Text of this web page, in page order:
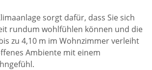
sorgt dafür, dass Sie sich
rundum wohlfühlen können und die
zu 4,10 m im Wohnzimmer verleiht
Ambiente mit einem